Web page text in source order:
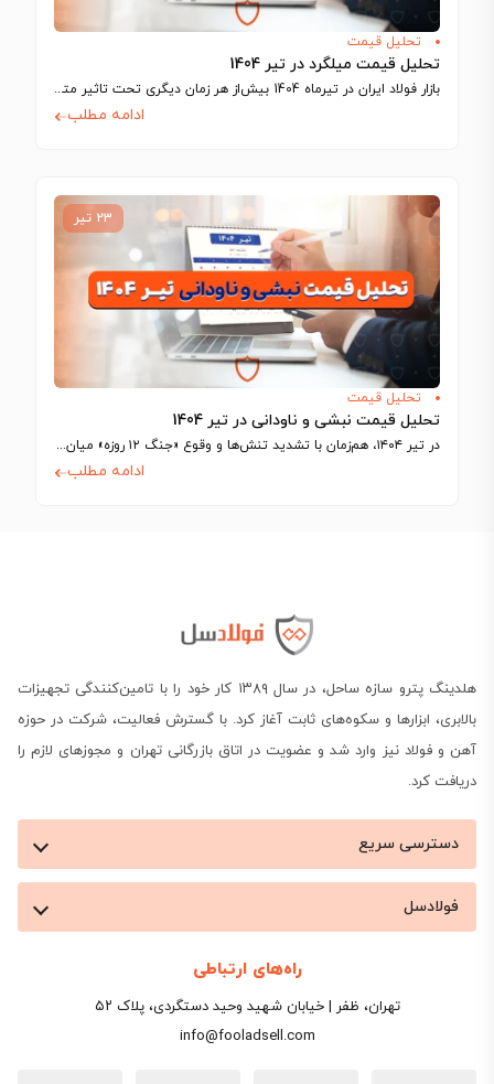
تحلیل قیمت
تحلیل قیمت میلگرد در تیر 1404
بازار فولاد ایران در تیرماه 1404 بیش‌از هر زمان دیگری تحت تاثیر متغیرهای ژئوپلیتیک…
ادامه مطلب
۲۳ تیر
تحلیل قیمت
تحلیل قیمت نبشی و ناودانی در تیر 1404
در تیر ۱۴۰۴، هم‌زمان با تشدید تنش‌ها و وقوع «جنگ ۱۲ روزه» میان ایران…
ادامه مطلب
هلدینگ پترو سازه ساحل، در سال ۱۳۸۹ کار خود را با تامین‌کنندگی تجهیزات
بالابری، ابزارها و سکوه‌های ثابت آغاز کرد. با گسترش فعالیت، شرکت در حوزه
آهن و فولاد نیز وارد شد و عضویت در اتاق بازرگانی تهران و مجوزهای لازم را
دریافت کرد.
دسترسی سریع
فولادسل
راه‌های ارتباطی
تهران، ظفر | خیابان شهید وحید دستگردی، پلاک ۵۲
info@fooladsell.com